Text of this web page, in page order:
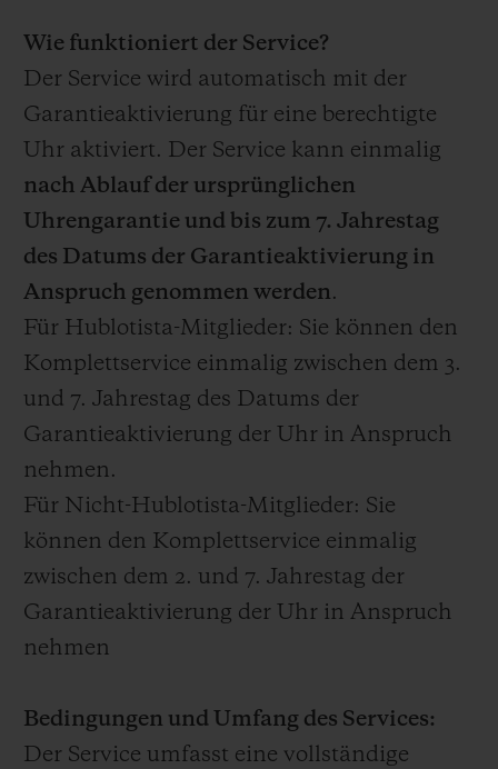
Wie funktioniert der Service?
Der Service wird automatisch mit der
Garantieaktivierung für eine berechtigte
Uhr aktiviert. Der Service kann einmalig
nach Ablauf der ursprünglichen
Uhrengarantie und bis zum 7. Jahrestag
des Datums der Garantieaktivierung in
Anspruch genommen werden.
Für Hublotista-Mitglieder: Sie können den
Komplettservice einmalig zwischen dem 3.
und 7. Jahrestag des Datums der
Garantieaktivierung der Uhr in Anspruch
nehmen.
Für Nicht-Hublotista-Mitglieder: Sie
können den Komplettservice einmalig
zwischen dem 2. und 7. Jahrestag der
Garantieaktivierung der Uhr in Anspruch
nehmen
Bedingungen und Umfang des Services:
Der Service umfasst eine vollständige